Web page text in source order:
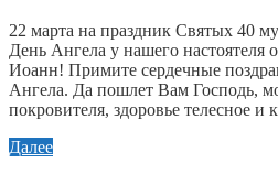
22 марта на праздник Святых 40
День Ангела у нашего настоятеля
Иоанн! Примите сердечные
Ангела. Да пошлет Вам Господь,
покровителя, здоровье телесное и
Далее